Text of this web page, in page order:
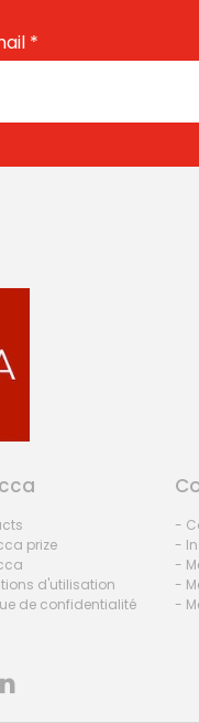
*
prize
d'utilisation
de confidentialité
-
-
-
-
-